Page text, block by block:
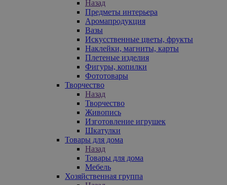
Назад
Предметы интерьера
Аромапродукция
Вазы
Искусственные цветы, фрукты
Наклейки, магниты, карты
Плетеные изделия
Фигуры, копилки
Фототовары
Творчество
Назад
Творчество
Живопись
Изготовление игрушек
Шкатулки
Товары для дома
Назад
Товары для дома
Мебель
Хозяйственная группа